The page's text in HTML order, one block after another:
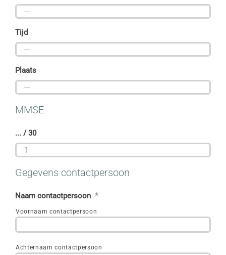
Tijd
Plaats
MMSE
... / 30
Gegevens contactpersoon
Naam contactpersoon *
Voornaam contactpersoon
Achternaam contactpersoon